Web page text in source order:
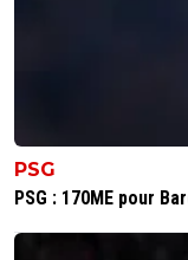
PSG
PSG : 170ME pour